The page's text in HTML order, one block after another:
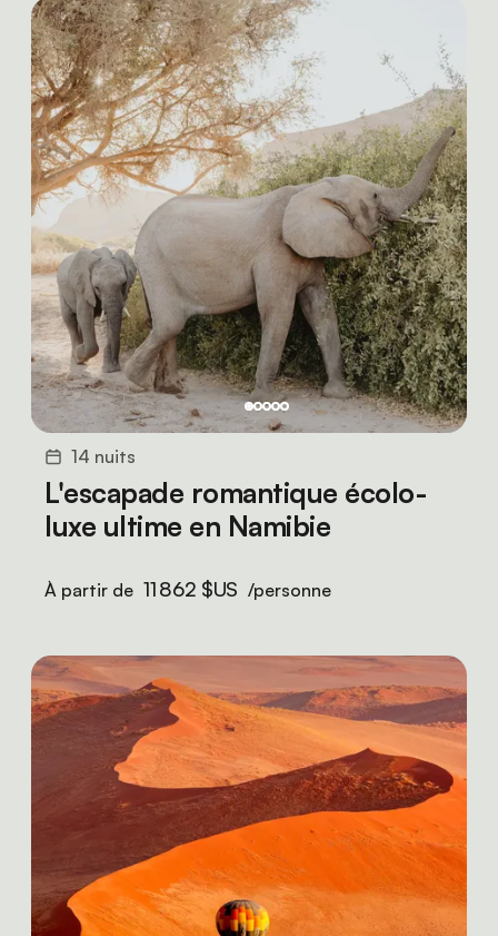
14 nuits
L'escapade romantique écolo-
luxe ultime en Namibie
À partir de 11 862 $US /personne